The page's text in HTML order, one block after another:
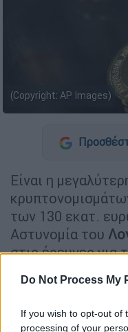
Do Not Process My
If you wish to opt-out of
processing of your
(Copyright: AP Images)
Είναι η
των 130 εκατ.
Αστυνομία του
στις έρευνες για
αξίας114 εκατ.
ευρώ)
, με την
«μία από τις